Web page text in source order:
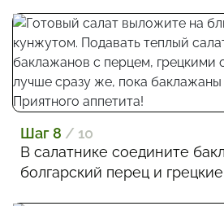
Шаг 8 / 10
В салатнике соедините
болгарский перец и